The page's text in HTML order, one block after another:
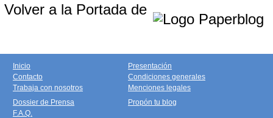
Volver a la Portada de
Inicio
Contacto
Trabaja con nosotros
Presentación
Condiciones generales
Menciones legales
Dossier de Prensa
F.A.Q.
Propón tu blog